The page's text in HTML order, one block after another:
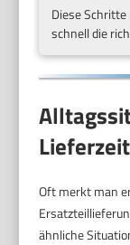
Diese
schnell die
Oft merkt man
ähnliche